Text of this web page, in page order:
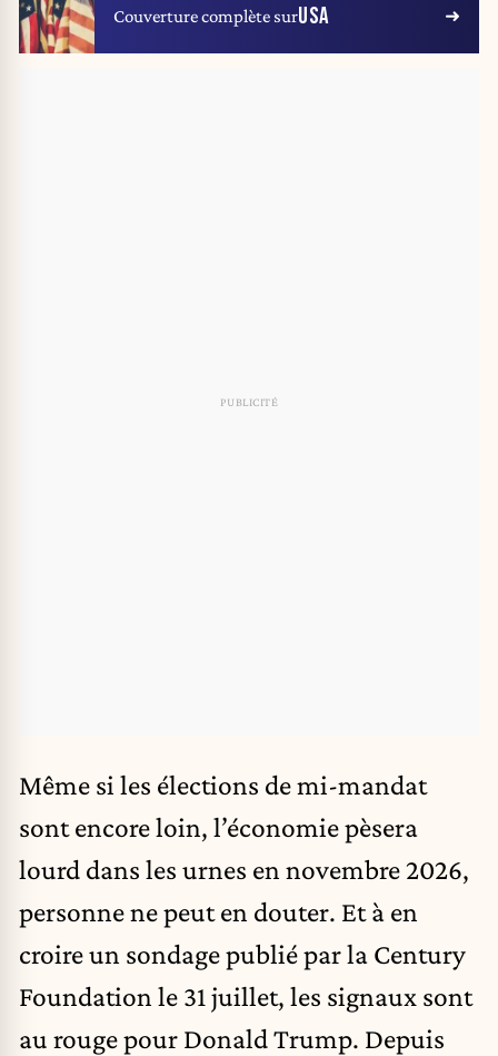
Couverture complète surUSA
Même si les élections de mi-mandat
sont encore loin, l’économie pèsera
lourd dans les urnes en novembre 2026,
personne ne peut en douter. Et à en
croire un sondage publié par la Century
Foundation le 31 juillet, les signaux sont
au rouge pour Donald Trump. Depuis